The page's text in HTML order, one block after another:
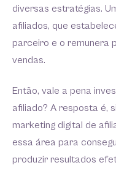
diversas estratégias.
afiliados, que
parceiro e o remunera
vendas.
Então, vale a pena
afiliado? A resposta é,
marketing digital de
essa área para
produzir resultados